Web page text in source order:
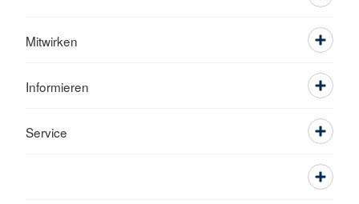
Mitwirken
Informieren
Service